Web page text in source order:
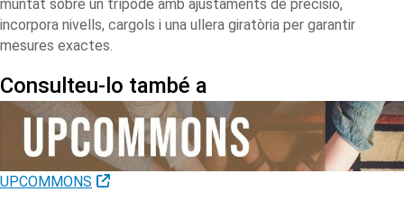
muntat sobre un trípode amb ajustaments de precisió,
incorpora nivells, cargols i una ullera giratòria per garantir
mesures exactes.
Consulteu-lo també a
UPCOMMONS